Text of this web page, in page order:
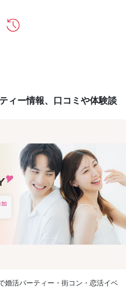
ィー情報、口コミや体験談
婚活パーティー・街コン・恋活イベ